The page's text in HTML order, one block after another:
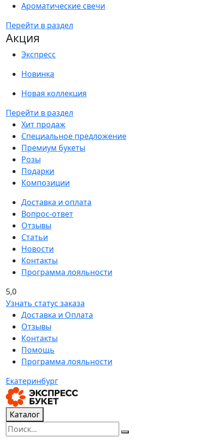
Ароматические свечи
Перейти в раздел
Акция
Экспресс
Новинка
Новая коллекция
Перейти в раздел
Хит продаж
Специальное предложение
Премиум букеты
Розы
Подарки
Композиции
Доставка и оплата
Вопрос-ответ
Отзывы
Статьи
Новости
Контакты
Программа лояльности
5,0
Узнать статус заказа
Доставка и Оплата
Отзывы
Контакты
Помощь
Программа лояльности
Екатеринбург
Каталог